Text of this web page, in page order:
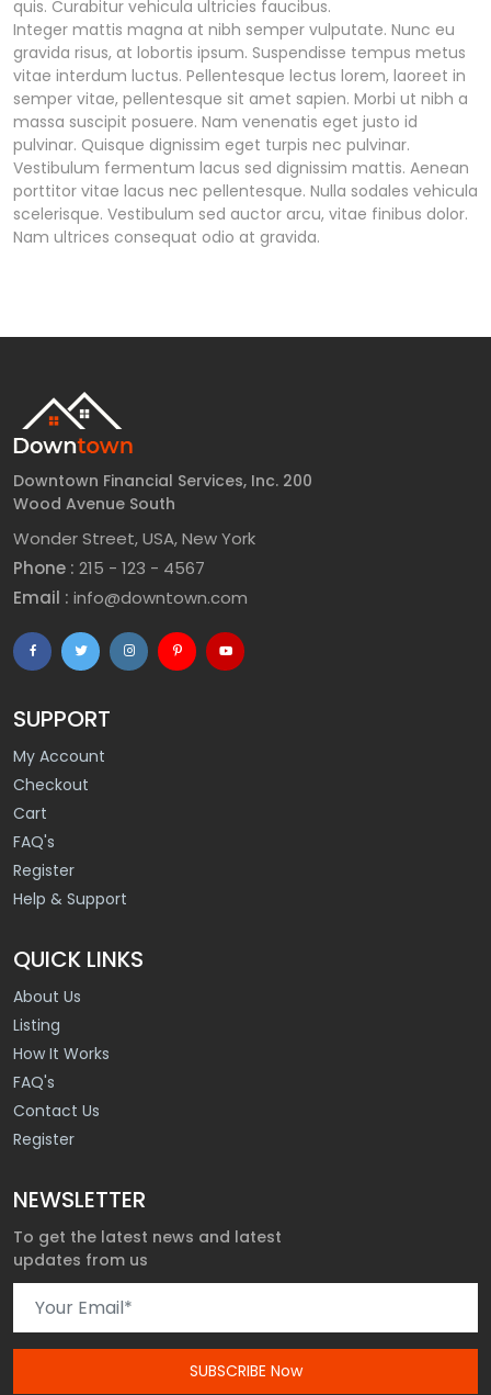
quis. Curabitur vehicula ultricies faucibus.
Integer mattis magna at nibh semper vulputate. Nunc eu
gravida risus, at lobortis ipsum. Suspendisse tempus metus
vitae interdum luctus. Pellentesque lectus lorem, laoreet in
semper vitae, pellentesque sit amet sapien. Morbi ut nibh a
massa suscipit posuere. Nam venenatis eget justo id
pulvinar. Quisque dignissim eget turpis nec pulvinar.
Vestibulum fermentum lacus sed dignissim mattis. Aenean
porttitor vitae lacus nec pellentesque. Nulla sodales vehicula
scelerisque. Vestibulum sed auctor arcu, vitae finibus dolor.
Nam ultrices consequat odio at gravida.
Downtown Financial Services, Inc. 200
Wood Avenue South
Wonder Street, USA, New York
Phone : 215 - 123 - 4567
Email : info@downtown.com
SUPPORT
My Account
Checkout
Cart
FAQ's
Register
Help & Support
QUICK LINKS
About Us
Listing
How It Works
FAQ's
Contact Us
Register
NEWSLETTER
To get the latest news and latest
updates from us
SUBSCRIBE Now